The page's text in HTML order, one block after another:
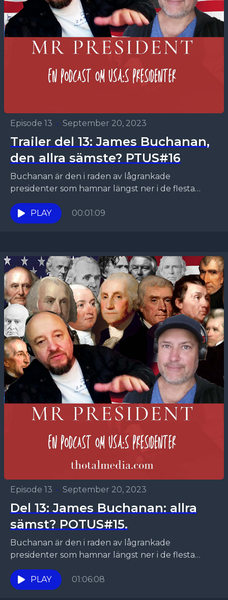
Episode 13 • September 20, 2023
Trailer del 13: James Buchanan,
den allra sämste? PTUS#16
Buchanan är den i raden av lågrankade
presidenter som hamnar längst ner i de flesta
mätningar och som inte lyckades hindra en
splittring av...
PLAY 00:01:09
Episode 13 • September 20, 2023
Del 13: James Buchanan: allra
sämst? POTUS#15.
Buchanan är den i raden av lågrankade
presidenter som hamnar längst ner i de flesta
mätningar och som inte lyckades hindra en
splittring av...
PLAY 01:06:08